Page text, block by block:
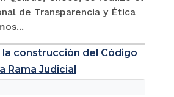
de Transparencia y Ética
la construcción del Código
Rama Judicial